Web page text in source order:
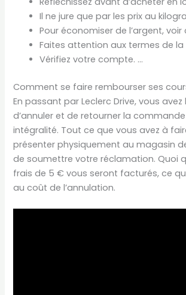
Il ne jure que par les prix au
Pour économiser de l’argent,
Faites attention aux termes de
Vérifiez votre compte. …
Comment se faire rembourser ses
En passant par Leclerc Drive, vous
d’annuler et de retourner la
intégralité. Tout ce que vous avez à
présenter physiquement au magasin
de soumettre votre réclamation. Quoi
frais de 5 € vous seront facturés, ce
au coût de l’annulation.